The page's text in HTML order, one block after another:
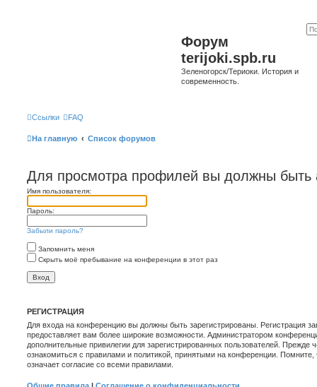
Форум
terijoki.spb.ru
Зеленогорск/Териоки. История и
современность.
Ссылки FAQ
На главную Список форумов
Для просмотра профилей вы должны быть
Имя пользователя:
Пароль:
Забыли пароль?
Запомнить меня
Скрыть моё пребывание на конференции в этот раз
РЕГИСТРАЦИЯ
Для входа на конференцию вы должны быть зарегистрированы. Регистрация
предоставляет вам более широкие возможности. Администратором
дополнительные привилегии для зарегистрированных пользователей. Прежде
ознакомиться с правилами и политикой, принятыми на конференции.
означает согласие со всеми правилами.